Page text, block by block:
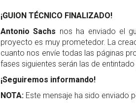
¡GUION TÉCNICO FINALIZADO!
Antonio Sachs nos ha enviado el
proyecto es muy prometedor. La
cuanto nos envíe todas las páginas
fases siguientes serán las de
¡Seguiremos informando!
NOTA: Este mensaje ha sido enviado